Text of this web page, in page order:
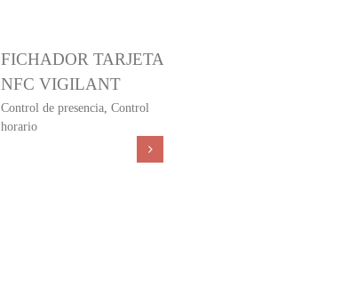
FICHADOR TARJETA
NFC VIGILANT
Control de presencia, Control
horario